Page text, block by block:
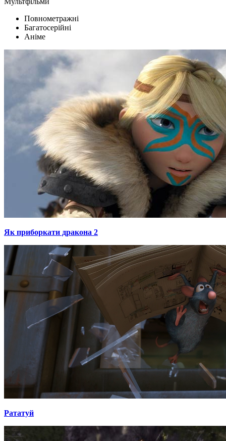
Повнометражні
Багатосерійні
Аніме
Як приборкати дракона 2
Рататуй